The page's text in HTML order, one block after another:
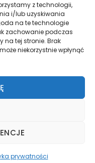
z technologii,
i/lub uzyskiwania
na te technologie
zachowanie podczas
na tej stronie. Brak
niekorzystnie wpłynąć
prywatności
PŁYNY CZĘŚCI
OPONY DĘTKI
szeroki zakres